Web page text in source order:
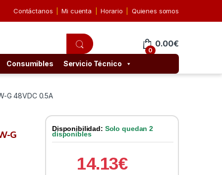
Contáctanos Mi cuenta Horario Quienes somos
0
0.00€
Consumibles Servicio Técnico
G 48VDC 0.5A
G
Disponibilidad: Solo quedan 2
disponibles
14.13€